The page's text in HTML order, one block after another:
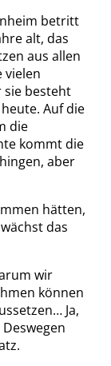
betritt
alt, das
aus allen
vielen
sie besteht
Auf die
die
kommt die
aber
hätten,
das
wir
können
Ja,